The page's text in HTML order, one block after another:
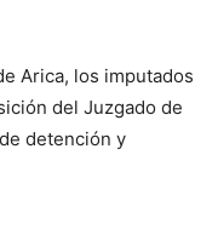
Arica, los imputados
del Juzgado de
detención y